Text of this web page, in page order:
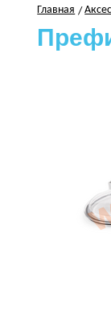
Главная